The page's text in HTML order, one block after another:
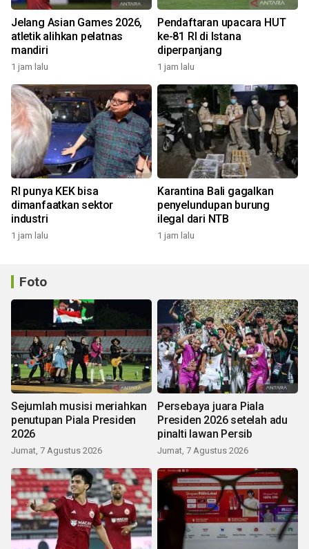
Jelang Asian Games 2026,
atletik alihkan pelatnas
mandiri
1 jam lalu
Pendaftaran upacara HUT
ke-81 RI di Istana
diperpanjang
1 jam lalu
RI punya KEK bisa
dimanfaatkan sektor
industri
1 jam lalu
Karantina Bali gagalkan
penyelundupan burung
ilegal dari NTB
1 jam lalu
Foto
Sejumlah musisi meriahkan
penutupan Piala Presiden
2026
Jumat, 7 Agustus 2026
Persebaya juara Piala
Presiden 2026 setelah adu
pinalti lawan Persib
Jumat, 7 Agustus 2026